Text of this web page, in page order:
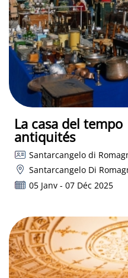
La casa del
antiquités
Santarcangelo di
Santarcangelo Di
05 Janv - 07 Déc 2025